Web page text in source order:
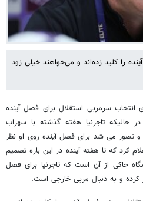
را کلید زده‌اند و می‌خواهند خیلی زود
انتخاب سرمربی استقلال برای فصل آینده
تاجرنیا هفته گذشته با سهراب
و تصور می شد برای فصل آینده روی او نظر
کرد که تا هفته آینده در این باره تصمیم
حاکی از آن است که تاجرنیا برای فصل
کرده و به دنبال مربی خارجی است.